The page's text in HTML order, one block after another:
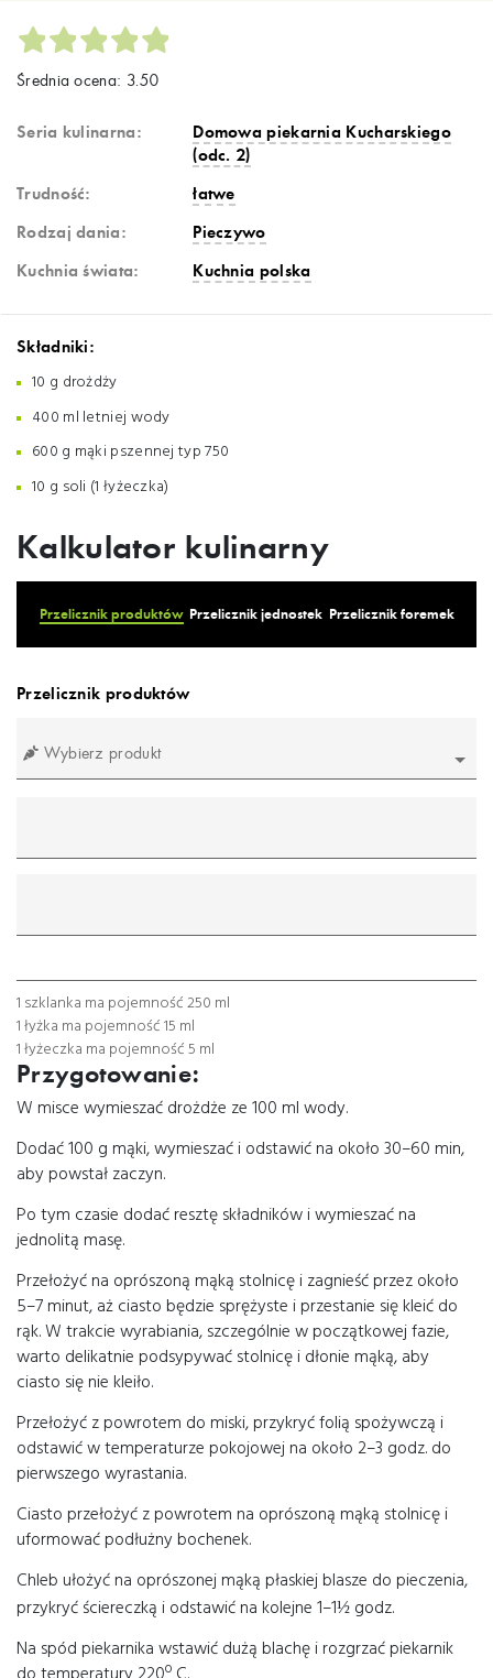
Średnia ocena: 3.50
Seria kulinarna:
Domowa piekarnia Kucharskiego
(odc. 2)
Trudność:
łatwe
Rodzaj dania:
Pieczywo
Kuchnia świata:
Kuchnia polska
Składniki:
10 g drożdży
400 ml letniej wody
600 g mąki pszennej typ 750
10 g soli (1 łyżeczka)
Kalkulator kulinarny
Przelicznik produktów Przelicznik jednostek Przelicznik foremek
Przelicznik produktów
Wybierz produkt
łyżeczka łyżka szklanka
1 szklanka ma pojemność 250 ml
1 łyżka ma pojemność 15 ml
1 łyżeczka ma pojemność 5 ml
Przygotowanie:
W misce wymieszać drożdże ze 100 ml wody.
Dodać 100 g mąki, wymieszać i odstawić na około 30–60 min,
aby powstał zaczyn.
Po tym czasie dodać resztę składników i wymieszać na
jednolitą masę.
Przełożyć na oprószoną mąką stolnicę i zagnieść przez około
5–7 minut, aż ciasto będzie sprężyste i przestanie się kleić do
rąk. W trakcie wyrabiania, szczególnie w początkowej fazie,
warto delikatnie podsypywać stolnicę i dłonie mąką, aby
ciasto się nie kleiło.
Przełożyć z powrotem do miski, przykryć folią spożywczą i
odstawić w temperaturze pokojowej na około 2–3 godz. do
pierwszego wyrastania.
Ciasto przełożyć z powrotem na oprószoną mąką stolnicę i
uformować podłużny bochenek.
Chleb ułożyć na oprószonej mąką płaskiej blasze do pieczenia,
przykryć ściereczką i odstawić na kolejne 1–1½ godz.
Na spód piekarnika wstawić dużą blachę i rozgrzać piekarnik